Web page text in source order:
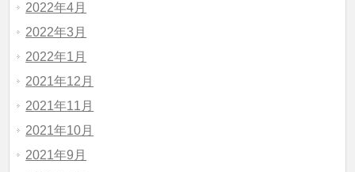
2022年4月
2022年3月
2022年1月
2021年12月
2021年11月
2021年10月
2021年9月